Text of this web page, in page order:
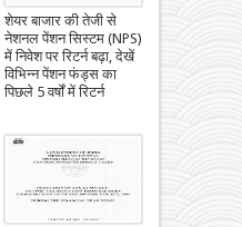
शेयर बाजार की तेजी से
नेशनल पेंशन सिस्टम (NPS)
में निवेश पर रिटर्न बढ़ा, देखें
विभिन्न पेंशन फंड्स का
पिछले 5 वर्षों में रिटर्न